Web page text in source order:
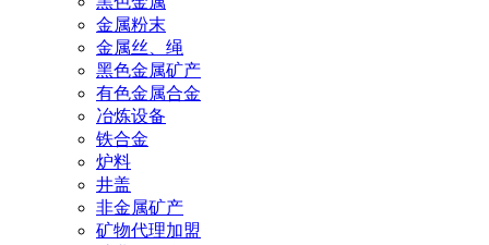
金属粉末
金属丝、绳
黑色金属矿产
有色金属合金
冶炼设备
铁合金
炉料
井盖
非金属矿产
矿物代理加盟